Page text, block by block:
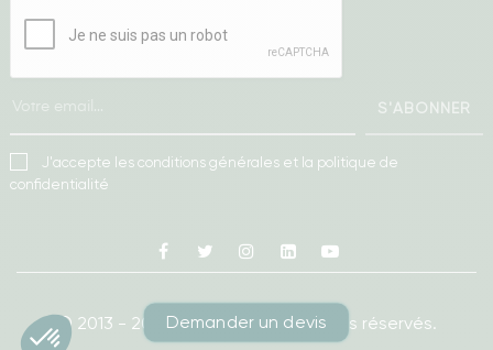
S'ABONNER
J'accepte les conditions générales et la politique de
confidentialité
Facebook
Twitter InstagramLinkedin
© 2013 - 2026Ameublea.Tous droits réservés.
Demander un devis